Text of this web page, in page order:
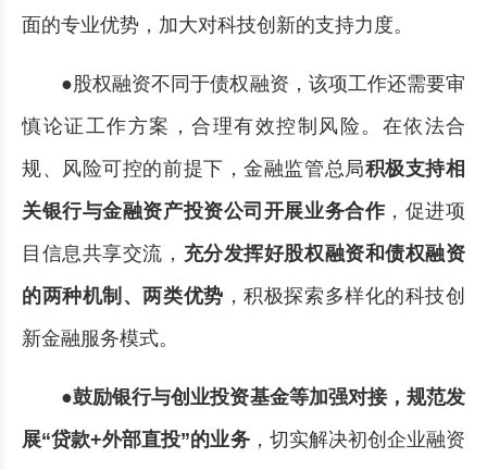
面的专业优势，加大对科技创新的支持力度。
●股权融资不同于债权融资，该项工作还需要审
慎论证工作方案，合理有效控制风险。在依法合
规、风险可控的前提下，金融监管总局积极支持相
关银行与金融资产投资公司开展业务合作，促进项
目信息共享交流， 充分发挥好股权融资和债权融资
的两种机制、两类优势 ，积极探索多样化的科技创
新金融服务模式。
●鼓励银行与创业投资基金等加强对接，规范发
展“贷款+外部直投”的业务，切实解决初创企业融资